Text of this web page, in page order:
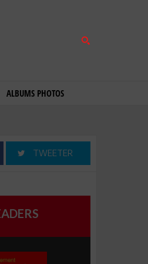
ALBUMS PHOTOS
TWEETER